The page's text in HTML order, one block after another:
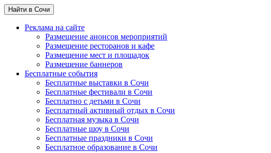
Найти в Сочи
Реклама на сайте
Размещение анонсов мероприятий
Размещение ресторанов и кафе
Размещение мест и площадок
Размещение баннеров
Бесплатные события
Бесплатные выставки в Сочи
Бесплатные фестивали в Сочи
Бесплатно с детьми в Сочи
Бесплатный активный отдых в Сочи
Бесплатная музыка в Сочи
Бесплатные шоу в Сочи
Бесплатные праздники в Сочи
Бесплатное образование в Сочи